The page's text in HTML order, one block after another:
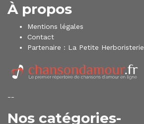
À propos
Mentions légales
Contact
Partenaire : La Petite Herboristerie
--
Nos catégories-